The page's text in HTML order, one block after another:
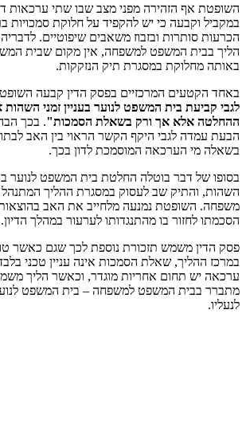
השופטת אף הזהירה מפני מצב שבו שתי ערכאות
במקביל וקבעה כי יש להקפיד על חלוקת סמכויות
הכרעות סותרות ובזבוז משאבים שיפוטיים.
הליך בבית המשפט למשפחה, אין מקום שבית
באותה מחלוקת במסגרת תיק הנזקקות.
באחד הקטעים המרכזיים בפסק הדין קבעה
לגבי קביעת בית המשפט לנוער בעניין זמני השהות
ההחלטה אלא אך ורק בשאלת הסמכות". בכך
הבעת עמדה לגבי היקף הקשר הראוי בין האב
בשאלה מי הערכאה המוסמכת לדון בכך.
בסופו של דבר בוטלה החלטת בית המשפט לנוער
השהות, והתיק שב לעסוק במסגרת ההליך המתנהל
משפחה. השופטת נמנעה מלחייב את האב
הסכמתו לחזור בו מהתנגדותו לערעור במהלך הדיון.
פסק הדין משמש תזכורת נוספת לכך שגם כאשר
במרכז ההליך, שאלת הסמכות אינה עניין טכני
ערכאה יש תחום אחריות מוגדר, וכאשר הליך
מתברר בבית המשפט למשפחה – בית המשפט
לנעליו.